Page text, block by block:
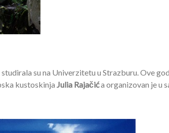
su na Univerzitetu u Strazburu. Ove
kustoskinja Julia Rajačića organizovan je u